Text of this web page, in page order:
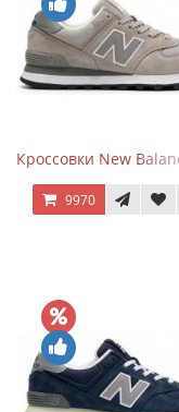
Кроссовки New
9970